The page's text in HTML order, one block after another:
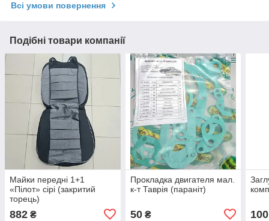
Всі умови повернення
Подібні товари компанії
Майки передні 1+1
«Пілот» сірі (закритий
торець)
882 ₴
Прокладка двигателя мал.
к-т Таврія (параніт)
50₴ 100